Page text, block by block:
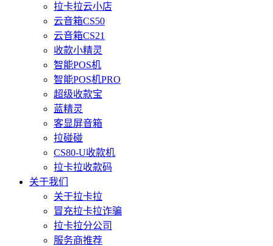
拉卡拉云小店
云音箱CS50
云音箱CS21
收款小精灵
智能POS机
智能POS机PRO
超级收款宝
蓝精灵
客显屏音箱
拉碰碰
CS80-U收款机
拉卡拉收款码
关于我们
关于拉卡拉
冒充拉卡拉诈骗
拉卡拉分公司
服务商推荐